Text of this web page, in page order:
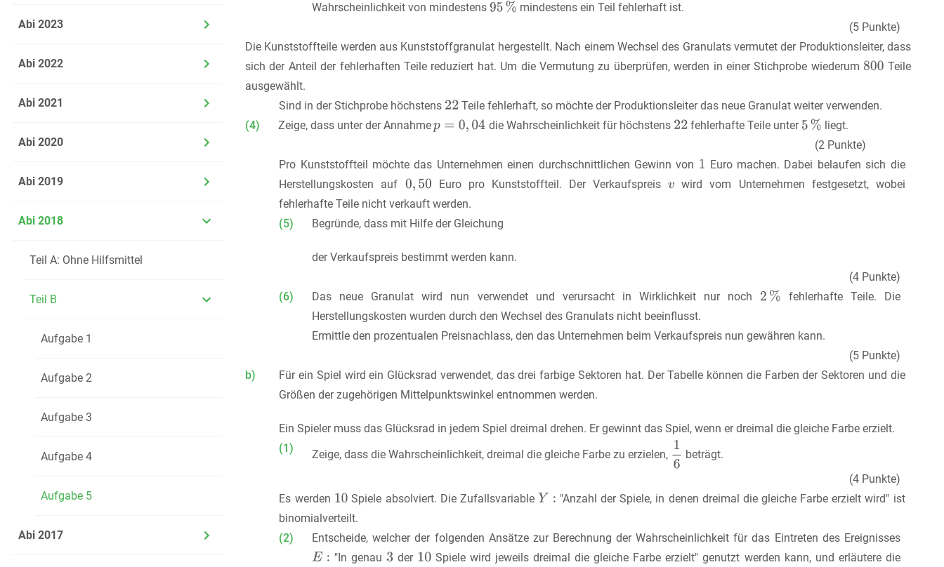
Abi 2023
Abi 2022
Abi 2021
Abi 2020
Abi 2019
Abi 2018
Teil A: Ohne Hilfsmittel
Teil B
Aufgabe 1
Aufgabe 2
Aufgabe 3
Aufgabe 4
Aufgabe 5
Abi 2017
Wahrscheinlichkeit von mindestens
mindestens ein Teil fehlerhaft ist.
(5 Punkte)
Die Kunststoffteile werden aus Kunststoffgranulat hergestellt. Nach einem Wechsel des Granulats vermutet der Produktionsleiter, dass
sich der Anteil der fehlerhaften Teile reduziert hat. Um die Vermutung zu überprüfen, werden in einer Stichprobe wiederum
Teile
ausgewählt.
Sind in der Stichprobe höchstens
Teile fehlerhaft, so möchte der Produktionsleiter das neue Granulat weiter verwenden.
(4)
Zeige, dass unter der Annahme die Wahrscheinlichkeit für höchstens fehlerhafte Teile unter
liegt.
(2 Punkte)
Pro Kunststoffteil möchte das Unternehmen einen durchschnittlichen Gewinn von
Euro machen. Dabei belaufen sich die
Herstellungskosten auf
Euro pro Kunststoffteil. Der Verkaufspreis
wird vom Unternehmen festgesetzt, wobei
fehlerhafte Teile nicht verkauft werden.
(5)
Begründe, dass mit Hilfe der Gleichung
der Verkaufspreis bestimmt werden kann.
(4 Punkte)
(6)
Das neue Granulat wird nun verwendet und verursacht in Wirklichkeit nur noch
fehlerhafte Teile. Die
Herstellungskosten wurden durch den Wechsel des Granulats nicht beeinflusst.
Ermittle den prozentualen Preisnachlass, den das Unternehmen beim Verkaufspreis nun gewähren kann.
(5 Punkte)
b)
Für ein Spiel wird ein Glücksrad verwendet, das drei farbige Sektoren hat. Der Tabelle können die Farben der Sektoren und die
Größen der zugehörigen Mittelpunktswinkel entnommen werden.
Ein Spieler muss das Glücksrad in jedem Spiel dreimal drehen. Er gewinnt das Spiel, wenn er dreimal die gleiche Farbe erzielt.
(1)
Zeige, dass die Wahrscheinlichkeit, dreimal die gleiche Farbe zu erzielen,
beträgt.
(4 Punkte)
Es werden
Spiele absolviert. Die Zufallsvariable
"Anzahl der Spiele, in denen dreimal die gleiche Farbe erzielt wird" ist
binomialverteilt.
(2)
Entscheide, welcher der folgenden Ansätze zur Berechnung der Wahrscheinlichkeit für das Eintreten des Ereignisses
"In genau
der
Spiele wird jeweils dreimal die gleiche Farbe erzielt" genutzt werden kann, und erläutere die